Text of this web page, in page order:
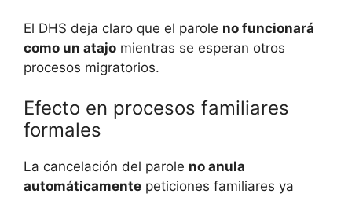
El DHS deja claro que el parole no funcionará
como un atajo mientras se esperan otros
procesos migratorios.
Efecto en procesos familiares
formales
La cancelación del parole no anula
automáticamente peticiones familiares ya